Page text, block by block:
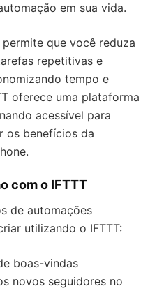
em sua vida.
que você reduza
repetitivas e
tempo e
oferece uma plataforma
acessível para
os benefícios da
com o IFTTT
de automações
utilizando o IFTTT:
boas-vindas
novos seguidores no